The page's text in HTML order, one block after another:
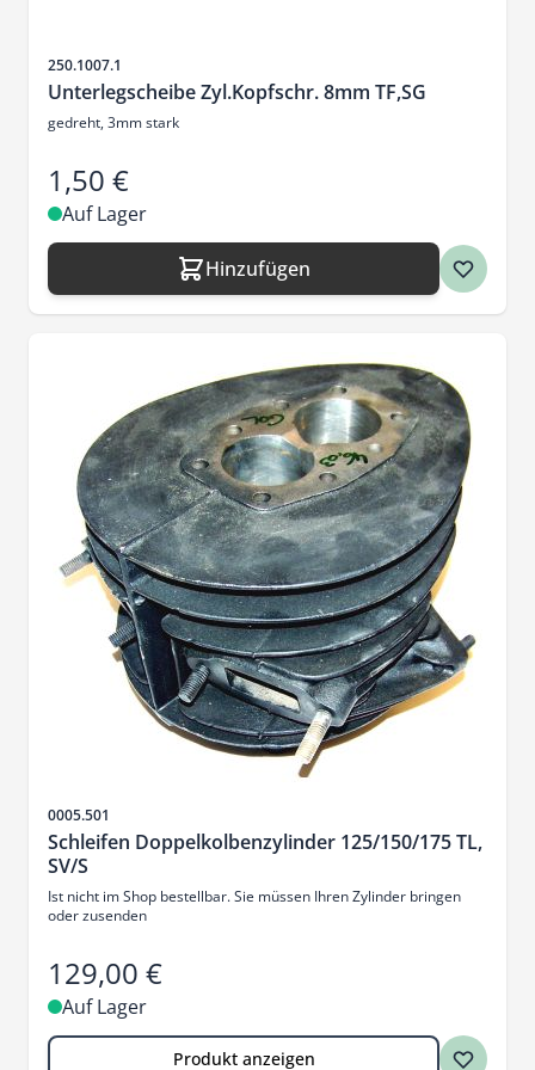
Artikelnr.
250.1007.1
Unterlegscheibe Zyl.Kopfschr. 8mm TF,SG
gedreht, 3mm stark
1,50 €
Auf Lager
Hinzufügen
Artikelnr.
0005.501
Schleifen Doppelkolbenzylinder 125/150/175 TL,
SV/S
Ist nicht im Shop bestellbar. Sie müssen Ihren Zylinder bringen
oder zusenden
129,00 €
Auf Lager
Produkt anzeigen